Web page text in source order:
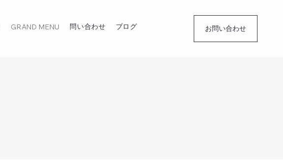
GRAND MENU 問い合わせ ブログ お問い合わせ